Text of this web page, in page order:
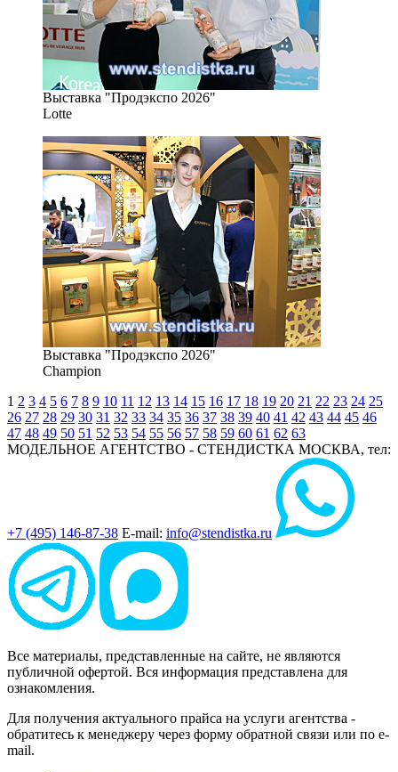
Выставка "Продэкспо 2026"
Lotte
Выставка "Продэкспо 2026"
Champion
1 2 3 4 5 6 7 8 9 10 11 12 13 14 15 16 17 18 19 20 21 22 23 24 25
26 27 28 29 30 31 32 33 34 35 36 37 38 39 40 41 42 43 44 45 46
47 48 49 50 51 52 53 54 55 56 57 58 59 60 61 62 63
МОДЕЛЬНОЕ АГЕНТСТВО - СТЕНДИСТКА МОСКВА, тел:
+7 (495) 146-87-38 E-mail: info@stendistka.ru
Все материалы, представленные на сайте, не являются
публичной офертой. Вся информация представлена для
ознакомления.
Для получения актуального прайса на услуги агентства -
обратитесь к менеджеру через форму обратной связи или по e-
mail.